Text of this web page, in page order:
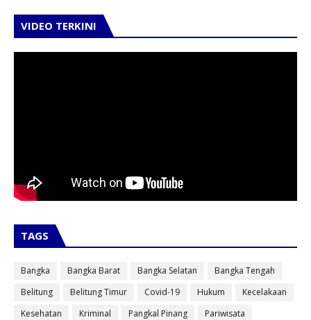
VIDEO TERKINI
TAGS
Bangka Bangka Barat Bangka Selatan
Bangka Tengah
Belitung
Belitung Timur Covid-19 Hukum
Kecelakaan
Kesehatan
Kriminal Pangkal Pinang
Pariwisata